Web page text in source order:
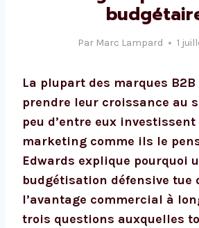
Par Marc Lampard 1
La plupart des marques
prendre leur croissance au
peu d’entre eux
marketing comme ils le
Edwards explique pourquoi
budgétisation défensive tue
l’avantage commercial à
trois questions auxquelles